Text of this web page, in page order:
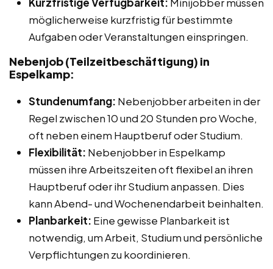
möglicherweise kurzfristig für bestimmte
Aufgaben oder Veranstaltungen einspringen.
Nebenjob (Teilzeitbeschäftigung) in
Espelkamp:
Stundenumfang: Nebenjobber arbeiten in der
Regel zwischen 10 und 20 Stunden pro Woche,
oft neben einem Hauptberuf oder Studium.
Flexibilität: Nebenjobber in Espelkamp
müssen ihre Arbeitszeiten oft flexibel an ihren
Hauptberuf oder ihr Studium anpassen. Dies
kann Abend- und Wochenendarbeit beinhalten.
Planbarkeit: Eine gewisse Planbarkeit ist
notwendig, um Arbeit, Studium und persönliche
Verpflichtungen zu koordinieren.